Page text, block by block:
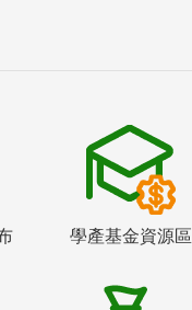
學產基金資源區